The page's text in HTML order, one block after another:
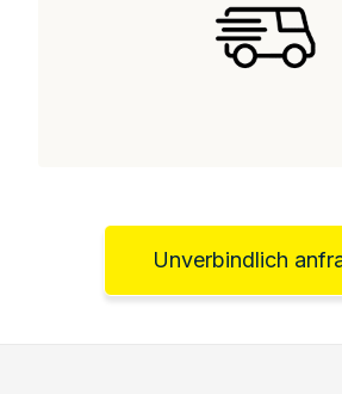
Unverbindlich